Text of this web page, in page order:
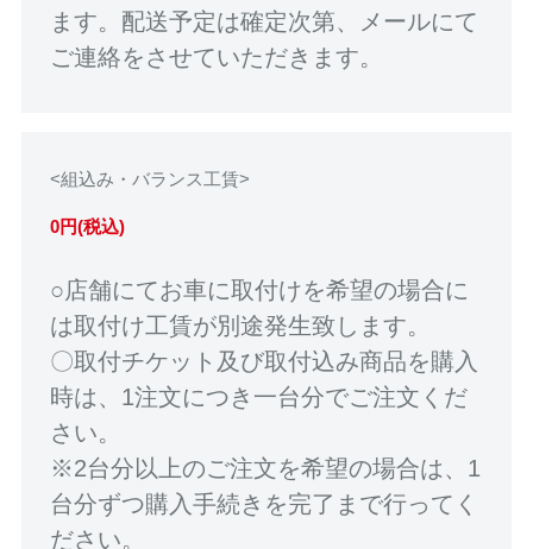
ます。配送予定は確定次第、メールにて
ご連絡をさせていただきます。
<組込み・バランス工賃>
0円(税込)
○店舗にてお車に取付けを希望の場合に
は取付け工賃が別途発生致します。
〇取付チケット及び取付込み商品を購入
時は、1注文につき一台分でご注文くだ
さい。
※2台分以上のご注文を希望の場合は、1
台分ずつ購入手続きを完了まで行ってく
ださい。